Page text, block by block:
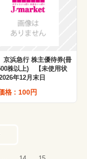
浜急行 株主優待券(冊
株以上) 【未使用状
年12月末日
格 : 100円